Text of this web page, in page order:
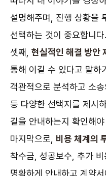
설명해주며, 진행 상황을
선택하는 것이 중요합니다.
셋째, 현실적인 해결 방안
통해 이길 수 있다고 말하
객관적으로 분석하고 소
등 다양한 선택지를 제시
길을 안내하는지 확인해
마지막으로, 비용 체계의
착수금, 성공보수, 추가
명확하게 안내하고 계약